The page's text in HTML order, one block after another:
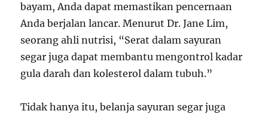
bayam, Anda dapat memastikan pencernaan
Anda berjalan lancar. Menurut Dr. Jane Lim,
seorang ahli nutrisi, “Serat dalam sayuran
segar juga dapat membantu mengontrol kadar
gula darah dan kolesterol dalam tubuh.”
Tidak hanya itu, belanja sayuran segar juga